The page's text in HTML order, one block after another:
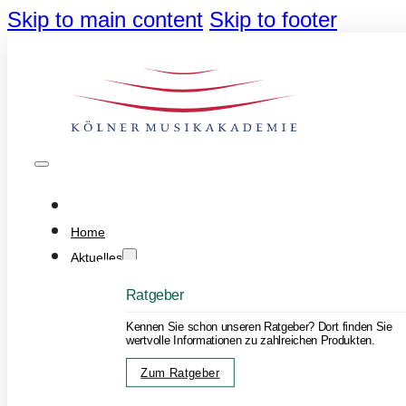
Skip to main content Skip to footer
Home
Aktuelles
Ratgeber
Kennen Sie schon unseren Ratgeber? Dort finden Sie
wertvolle Informationen zu zahlreichen Produkten.
Zum Ratgeber